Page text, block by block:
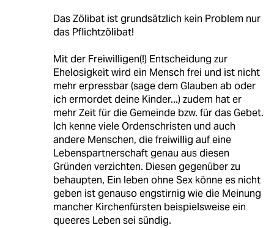
Das Zölibat ist grundsätzlich kein Problem nur
das Pflichtzölibat!
Mit der Freiwilligen(!) Entscheidung zur
Ehelosigkeit wird ein Mensch frei und ist nicht
mehr erpressbar (sage dem Glauben ab oder
ich ermordet deine Kinder...) zudem hat er
mehr Zeit für die Gemeinde bzw. für das Gebet.
Ich kenne viele Ordenschristen und auch
andere Menschen, die freiwillig auf eine
Lebenspartnerschaft genau aus diesen
Gründen verzichten. Diesen gegenüber zu
behaupten, Ein leben ohne Sex könne es nicht
geben ist genauso engstirnig wie die Meinung
mancher Kirchenfürsten beispielsweise ein
queeres Leben sei sündig.